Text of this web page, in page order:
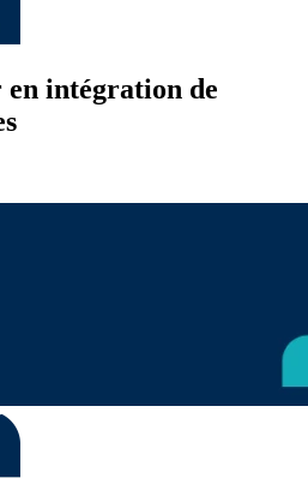
intégration de